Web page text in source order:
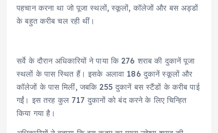
पहचान करना था जो पूजा स्थलों, स्कूलों, कॉलेजों और बस अड्डों
के बहुत करीब चल रही थीं।
सर्वे के दौरान अधिकारियों ने पाया कि 276 शराब की दुकानें पूजा
स्थलों के पास स्थित हैं। इसके अलावा 186 दुकानें स्कूलों और
कॉलेजों के पास मिलीं, जबकि 255 दुकानें बस स्टैंडों के करीब पाई
गईं। इस तरह कुल 717 दुकानों को बंद करने के लिए चिन्हित
किया गया है।